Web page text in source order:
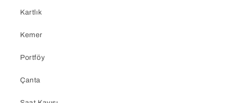
Kartlık
Kemer
Portföy
Çanta